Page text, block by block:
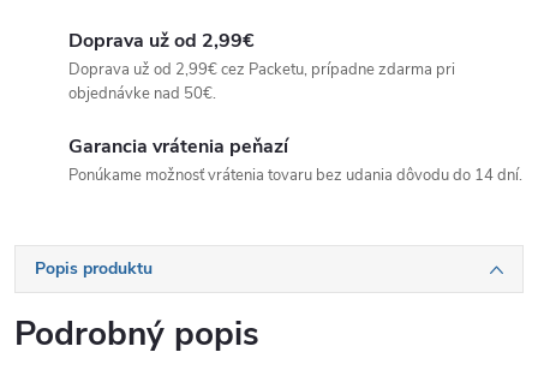
Doprava už od 2,99€
Doprava už od 2,99€ cez Packetu, prípadne zdarma pri
objednávke nad 50€.
Garancia vrátenia peňazí
Ponúkame možnosť vrátenia tovaru bez udania dôvodu do 14 dní.
Popis produktu
Podrobný popis